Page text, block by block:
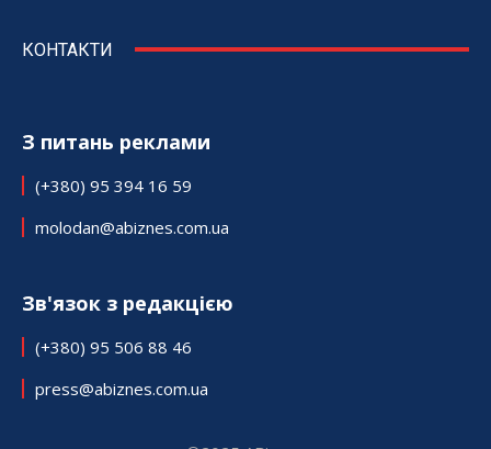
КОНТАКТИ
З питань реклами
(+380) 95 394 16 59
molodan@abiznes.com.ua
Зв'язок з редакцією
(+380) 95 506 88 46
press@abiznes.com.ua